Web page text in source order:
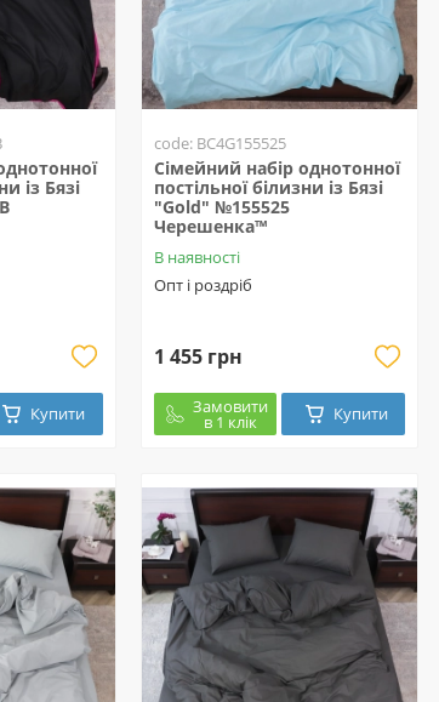
із Бязі
Купити
code: BC4G155525
Сімейний набір однотонної
постільної білизни із Бязі
"Gold" №155525
Черешенка™
В наявності
Опт і роздріб
1 455 грн
Замовити
в 1 клік Купити